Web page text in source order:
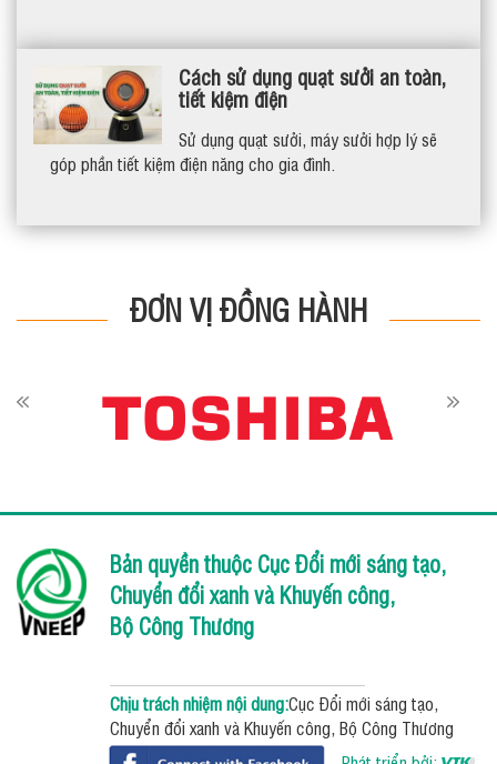
Cách sử dụng quạt sưởi an toàn,
tiết kiệm điện
Sử dụng quạt sưởi, máy sưởi hợp lý sẽ
góp phần tiết kiệm điện năng cho gia đình.
ĐƠN VỊ ĐỒNG HÀNH
Bản quyền thuộc Cục Đổi mới sáng tạo,
Chuyển đổi xanh và Khuyến công,
Bộ Công Thương
Chịu trách nhiệm nội dung:Cục Đổi mới sáng tạo,
Chuyển đổi xanh và Khuyến công, Bộ Công Thương